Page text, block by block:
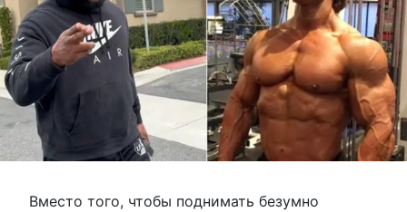
Вместо того, чтобы поднимать безумно